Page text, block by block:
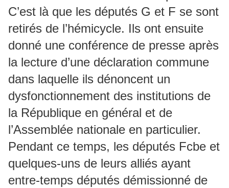
C’est là que les députés G et F se sont
retirés de l’hémicycle. Ils ont ensuite
donné une conférence de presse après
la lecture d’une déclaration commune
dans laquelle ils dénoncent un
dysfonctionnement des institutions de
la République en général et de
l’Assemblée nationale en particulier.
Pendant ce temps, les députés Fcbe et
quelques-uns de leurs alliés ayant
entre-temps députés démissionné de